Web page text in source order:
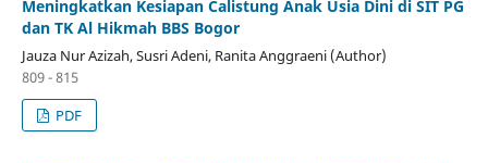
Meningkatkan Kesiapan Calistung Anak Usia Dini di SIT PG
dan TK Al Hikmah BBS Bogor
Jauza Nur Azizah, Susri Adeni, Ranita Anggraeni (Author)
809 - 815
PDF